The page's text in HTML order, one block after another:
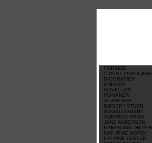
FORSIDE
5 MEST
BIOGRAFIER
KRIMIER
NOVELLER
ROMANER
SPÆNDING
BØGER I STUEN
BOGBLOGGERE
ANDREAS KROG
JANE ANDERSEN
KAREN MØLDRUP
KATHRINE NORSK
KATRINE LESTER